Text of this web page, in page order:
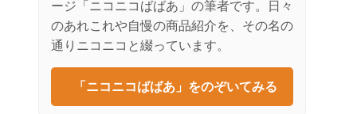
ージ「ニコニコばばあ」の筆者です。日々
のあれこれや自慢の商品紹介を、その名の
通りニコニコと綴っています。
「ニコニコばばあ」をのぞいてみる